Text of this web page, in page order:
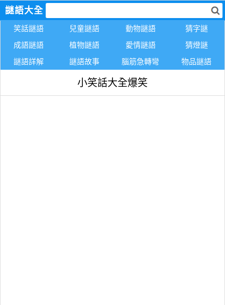
謎語大全
笑話謎語 兒童謎語 動物謎語
猜字謎
成語謎語
植物謎語 愛情謎語
猜燈謎
謎語詳解
謎語故事 腦筋急轉彎 物品謎語
小笑話大全爆笑